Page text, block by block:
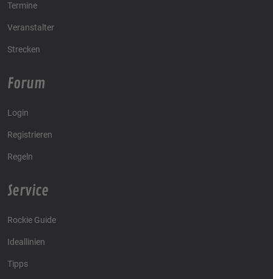
Termine
Veranstalter
Strecken
Forum
Login
Registrieren
Regeln
Service
Rockie Guide
Ideallinien
Tipps